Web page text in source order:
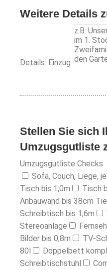
Weitere Details
Details: Einzug
Stellen Sie sich
Umzugsgutliste
Umzugsgutliste Checks
Sofa, Couch, Liege,
Tisch bis 1,0m
Tisch
Anbauwand bis 38cm
Schreibtisch bis 1,6m
Stereoanlage
Bilder bis 0,8m
TV-
80l
Doppelbett
Schreibtischstuhl